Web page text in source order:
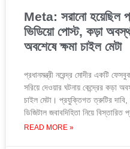
Meta: সরানো হয়েছিল
ভিডিয়ো পোস্ট, কড়া
অবশেষে ক্ষমা চাইল মেটা
প্রধানমন্ত্রী নরেন্দ্র মোদীর একটি
সরিয়ে দেওয়ার ঘটনায় কেন্দ্রের কড়া
চাইল মেটা। প্রযুক্তিগত ত্রুটির দাবি,
ডিজিটাল জবাবদিহিতা নিয়ে
READ MORE »